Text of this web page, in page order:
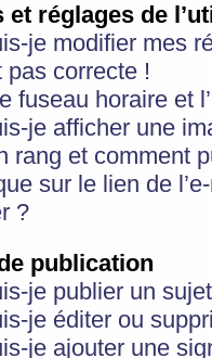
et réglages de
je modifier mes
pas correcte !
fuseau horaire et
je afficher une
rang et comment
sur le lien de
?
publication
je publier un
je éditer ou
je ajouter une